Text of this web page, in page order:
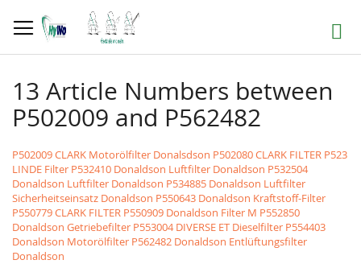
zum
Inhalt
Suche
13 Article Numbers between
P502009 and P562482
P502009 CLARK Motorölfilter Donalsdson P502080 CLARK FILTER P523
LINDE Filter P532410 Donaldson Luftfilter Donaldson P532504
Donaldson Luftfilter Donaldson P534885 Donaldson Luftfilter
Sicherheitseinsatz Donaldson P550643 Donaldson Kraftstoff-Filter
P550779 CLARK FILTER P550909 Donaldson Filter M P552850
Donaldson Getriebefilter P553004 DIVERSE ET Dieselfilter P554403
Donaldson Motorölfilter P562482 Donaldson Entlüftungsfilter
Donaldson